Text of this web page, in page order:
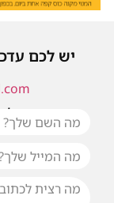
יש לכם
או